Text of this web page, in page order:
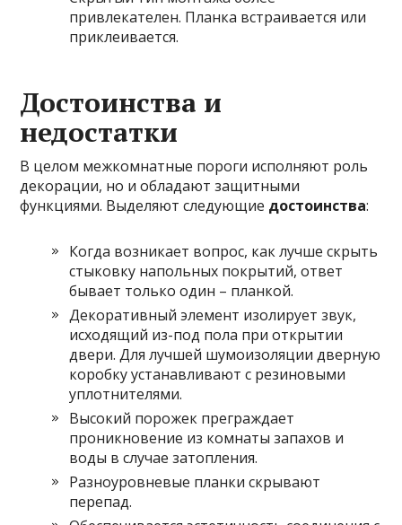
привлекателен. Планка встраивается или
приклеивается.
Достоинства и
недостатки
В целом межкомнатные пороги исполняют роль
декорации, но и обладают защитными
функциями. Выделяют следующие достоинства:
Когда возникает вопрос, как лучше скрыть
стыковку напольных покрытий, ответ
бывает только один – планкой.
Декоративный элемент изолирует звук,
исходящий из-под пола при открытии
двери. Для лучшей шумоизоляции дверную
коробку устанавливают с резиновыми
уплотнителями.
Высокий порожек преграждает
проникновение из комнаты запахов и
воды в случае затопления.
Разноуровневые планки скрывают
перепад.